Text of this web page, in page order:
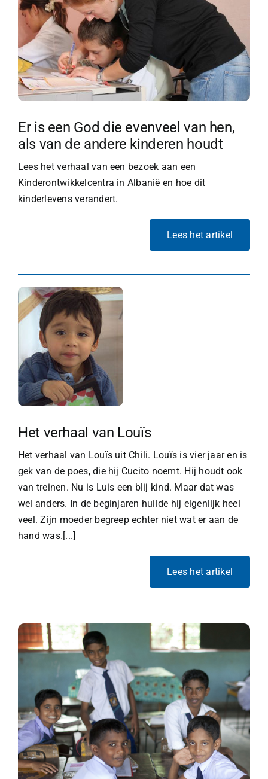
Er is een God die evenveel van hen,
als van de andere kinderen houdt
Lees het verhaal van een bezoek aan een
Kinderontwikkelcentra in Albanië en hoe dit
kinderlevens verandert.
Lees het artikel
​Het verhaal van Louïs
Het verhaal van Louïs uit Chili. Louïs is vier jaar en is
gek van de poes, die hij Cucito noemt. Hij houdt ook
van treinen. Nu is Luis een blij kind. Maar dat was
wel anders. In de beginjaren huilde hij eigenlijk heel
veel. Zijn moeder begreep echter niet wat er aan de
hand was.[...]
Lees het artikel